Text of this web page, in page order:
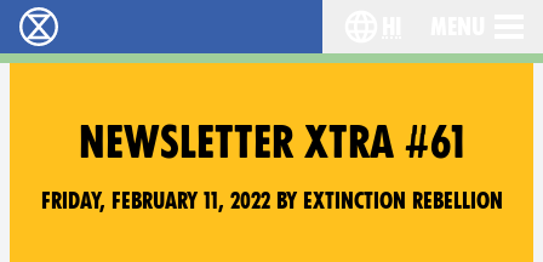
विलुप्ति विद्रोह - Home
NEWSLETTER XTRA #61
Friday, February 11, 2022 by Extinction Rebellion